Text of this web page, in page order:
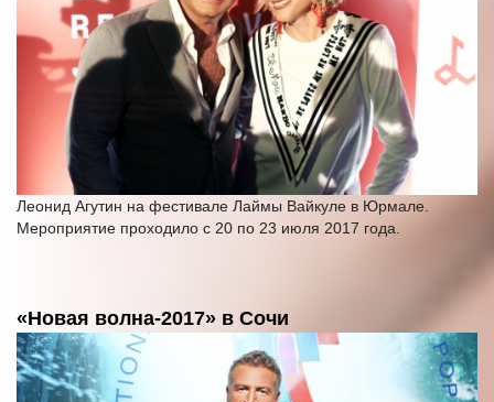
Леонид Агутин на фестивале Лаймы Вайкуле в Юрмале.
Мероприятие проходило с 20 по 23 июля 2017 года.
«Новая волна-2017» в Сочи